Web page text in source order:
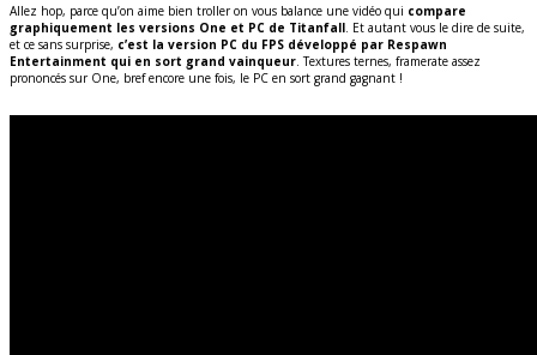
Allez hop, parce qu’on aime bien troller on vous balance une vidéo qui compare
graphiquement les versions One et PC de Titanfall. Et autant vous le dire de suite,
et ce sans surprise, c’est la version PC du FPS développé par Respawn
Entertainment qui en sort grand vainqueur. Textures ternes, framerate assez
prononcés sur One, bref encore une fois, le PC en sort grand gagnant !